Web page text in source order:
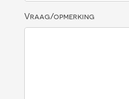
Vraag/opmerking